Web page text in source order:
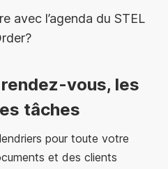
avec l’agenda du STEL
vous, les
tâches
pour toute votre
et des clients